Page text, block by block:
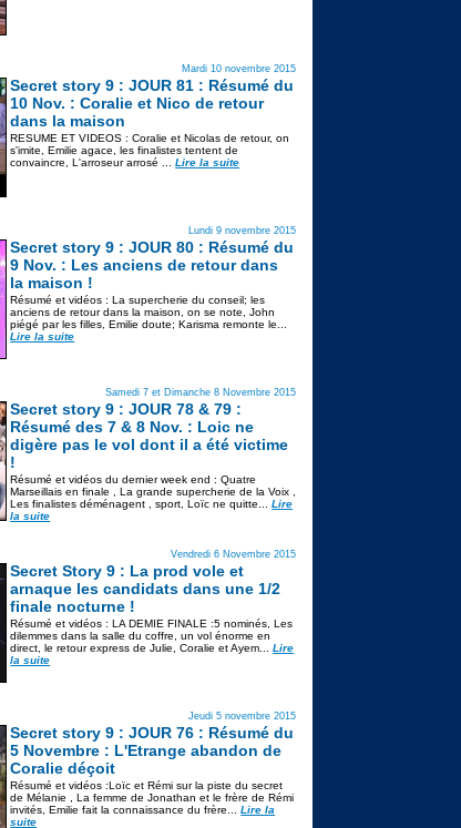
Mardi 10 novembre 2015
Secret story 9 : JOUR 81 : Résumé du
10 Nov. : Coralie et Nico de retour
dans la maison
RESUME ET VIDEOS : Coralie et Nicolas de retour, on
s'imite, Emilie agace, les finalistes tentent de
convaincre, L'arroseur arrosé ...Lire la suite
Lundi 9 novembre 2015
Secret story 9 : JOUR 80 : Résumé du
9 Nov. : Les anciens de retour dans
la maison !
Résumé et vidéos : La supercherie du conseil; les
anciens de retour dans la maison, on se note, John
piégé par les filles, Emilie doute; Karisma remonte le...
Lire la suite
Samedi 7 et Dimanche 8 Novembre 2015
Secret story 9 : JOUR 78 & 79 :
Résumé des 7 & 8 Nov. : Loic ne
digère pas le vol dont il a été victime
!
Résumé et vidéos du dernier week end : Quatre
Marseillais en finale , La grande supercherie de la Voix ,
Les finalistes déménagent , sport, Loïc ne quitte...Lire
la suite
Vendredi 6 Novembre 2015
Secret Story 9 : La prod vole et
arnaque les candidats dans une 1/2
finale nocturne !
Résumé et vidéos : LA DEMIE FINALE :5 nominés, Les
dilemmes dans la salle du coffre, un vol énorme en
direct, le retour express de Julie, Coralie et Ayem...Lire
la suite
Jeudi 5 novembre 2015
Secret story 9 : JOUR 76 : Résumé du
5 Novembre : L'Etrange abandon de
Coralie déçoit
Résumé et vidéos :Loïc et Rémi sur la piste du secret
de Mélanie , La femme de Jonathan et le frère de Rémi
invités, Emilie fait la connaissance du frère...Lire la
suite